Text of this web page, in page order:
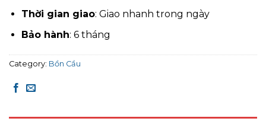
Thời gian giao: Giao nhanh trong ngày
Bảo hành: 6 tháng
Category: Bồn Cầu